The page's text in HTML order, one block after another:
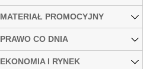
MATERIAŁ PROMOCYJNY
PRAWO CO DNIA
EKONOMIA I RYNEK